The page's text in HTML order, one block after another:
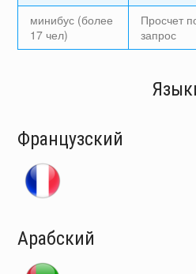
минибус (более
17 чел)
Просчет
запрос
Французский
Арабский